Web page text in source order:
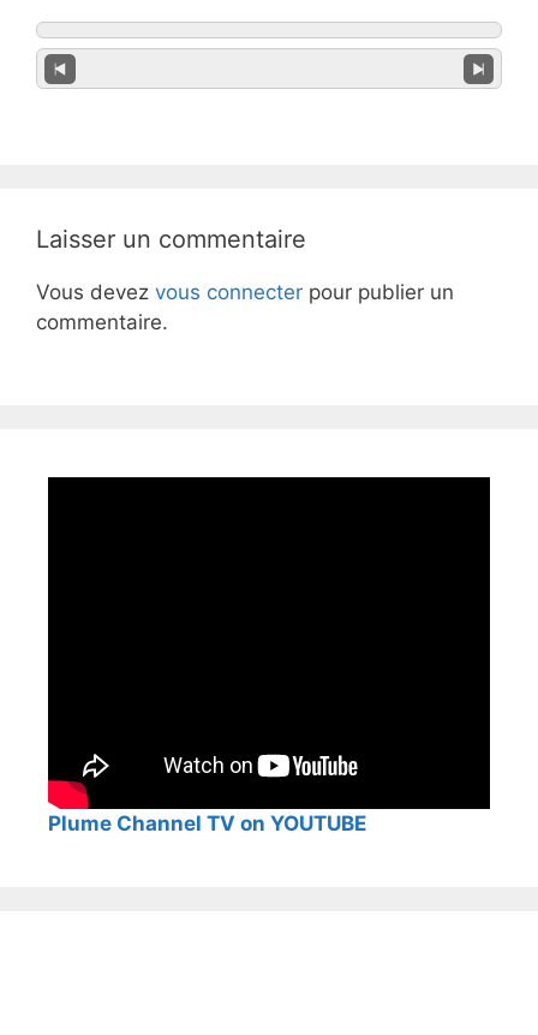
Laisser un commentaire
Vous devez vous connecter pour publier un
commentaire.
Plume Channel TV on YOUTUBE